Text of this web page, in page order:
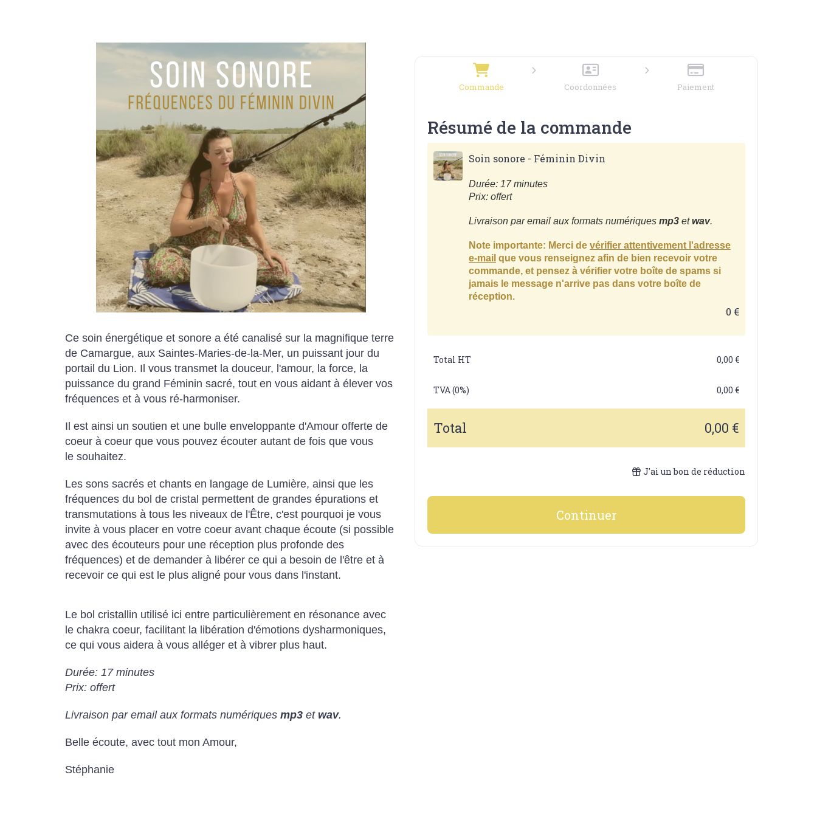
Ce soin énergétique et sonore a été canalisé sur la magnifique terre
de Camargue, aux Saintes-Maries-de-la-Mer, un puissant jour du
portail du Lion. Il vous transmet la douceur, l'amour, la force, la
puissance du grand Féminin sacré, tout en vous aidant à élever vos
fréquences et à vous ré-harmoniser.
Il est ainsi un soutien et une bulle enveloppante d'Amour offerte de
coeur à coeur que vous pouvez écouter autant de fois que vous
le souhaitez.
Les sons sacrés et chants en langage de Lumière, ainsi que les
fréquences du bol de cristal permettent de grandes épurations et
transmutations à tous les niveaux de l'Être, c'est pourquoi je vous
invite à vous placer en votre coeur avant chaque écoute (si possible
avec des écouteurs pour une réception plus profonde des
fréquences) et de demander à libérer ce qui a besoin de l'être et à
recevoir ce qui est le plus aligné pour vous dans l'instant.
Le bol cristallin utilisé ici entre particulièrement en résonance avec
le chakra coeur, facilitant la libération d'émotions dysharmoniques,
ce qui vous aidera à vous alléger et à vibrer plus haut.
Durée: 17 minutes
Prix: offert
Livraison par email aux formats numériques mp3 et wav.
Belle écoute, avec tout mon Amour,
Stéphanie
Commande Coordonnées Paiement
Résumé de la commande
Soin sonore - Féminin Divin
Durée: 17 minutes
Prix: offert
Livraison par email aux formats numériques mp3 etwav.
Note importante: Merci de vérifier attentivement l'adresse
e-mail que vous renseignez afin de bien recevoir votre
commande, et pensez à vérifier votre boîte de spams si
jamais le message n'arrive pas dans votre boîte de
réception.
0 €
Total HT 0,00 €
TVA (0%) 0,00 €
Total 0,00 €
J'ai un bon de réduction
Continuer